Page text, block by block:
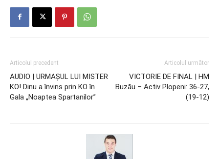
Articolul precedent
AUDIO | URMAŞUL LUI MISTER
KO! Dinu a învins prin KO în
Gala „Noaptea Spartanilor”
Articolul următor
VICTORIE DE FINAL | HM
Buzău – Activ Plopeni: 36-27,
(19-12)